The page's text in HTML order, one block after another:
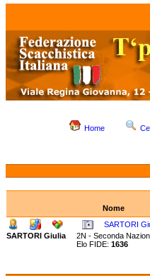
Home
Nome
SARTORI
SARTORI Giulia
2N - Seconda
Elo FIDE: 1636